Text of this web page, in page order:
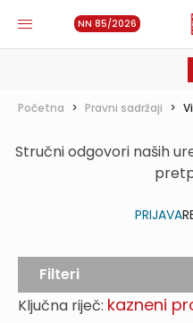
NN 85/2026
Početna > Pravni sadržaji >
Stručni odgovori naših
PRIJAVA
Ključna riječ: kazneni
Filteri